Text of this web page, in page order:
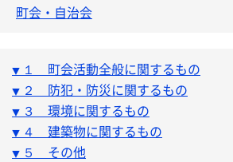
町会・自治会
▼ １　町会活動全般に関するもの
▼ ２　防犯・防災に関するもの
▼ ３　環境に関するもの
▼ ４　建築物に関するもの
▼ ５　その他